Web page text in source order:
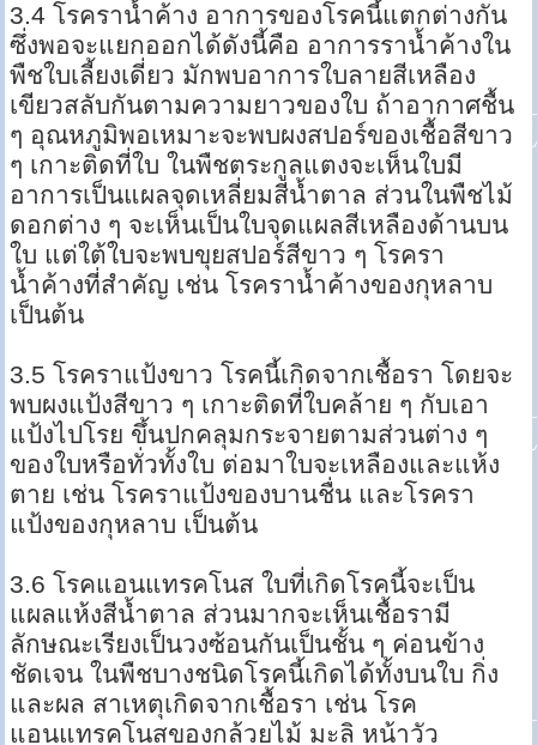
3.4 โรคราน้ำค้าง อาการของโรคนี้แตกต่างกัน
ซึ่งพอจะแยกออกได้ดังนี้คือ อาการราน้ำค้างใน
พืชใบเลี้ยงเดี่ยว มักพบอาการใบลายสีเหลือง
เขียวสลับกันตามความยาวของใบ ถ้าอากาศชื้น
ๆ อุณหภูมิพอเหมาะจะพบผงสปอร์ของเชื้อสีขาว
ๆ เกาะติดที่ใบ ในพืชตระกูลแตงจะเห็นใบมี
อาการเป็นแผลจุดเหลี่ยมสีน้ำตาล ส่วนในพืชไม้
ดอกต่าง ๆ จะเห็นเป็นใบจุดแผลสีเหลืองด้านบน
ใบ แต่ใต้ใบจะพบขุยสปอร์สีขาว ๆ โรครา
น้ำค้างที่สำคัญ เช่น โรคราน้ำค้างของกุหลาบ
เป็นต้น
3.5 โรคราแป้งขาว โรคนี้เกิดจากเชื้อรา โดยจะ
พบผงแป้งสีขาว ๆ เกาะติดที่ใบคล้าย ๆ กับเอา
แป้งไปโรย ขึ้นปกคลุมกระจายตามส่วนต่าง ๆ
ของใบหรือทั่วทั้งใบ ต่อมาใบจะเหลืองและแห้ง
ตาย เช่น โรคราแป้งของบานชื่น และโรครา
แป้งของกุหลาบ เป็นต้น
3.6 โรคแอนแทรคโนส ใบที่เกิดโรคนี้จะเป็น
แผลแห้งสีน้ำตาล ส่วนมากจะเห็นเชื้อรามี
ลักษณะเรียงเป็นวงซ้อนกันเป็นชั้น ๆ ค่อนข้าง
ชัดเจน ในพืชบางชนิดโรคนี้เกิดได้ทั้งบนใบ กิ่ง
และผล สาเหตุเกิดจากเชื้อรา เช่น โรค
แอนแทรคโนสของกล้วยไม้ มะลิ หน้าวัว